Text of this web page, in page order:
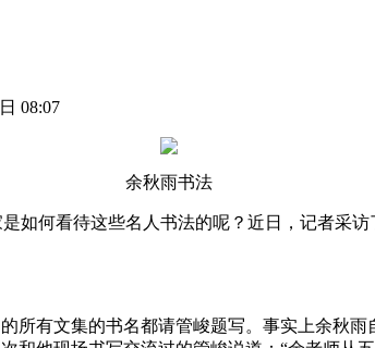
08:07
余秋雨书法
何看待这些名人书法的呢？近日，记者采
有文集的书名都请管峻题写。事实上余秋雨